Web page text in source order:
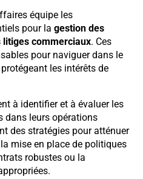
équipe les
pour la gestion des
litiges commerciaux. Ces
pour naviguer dans le
les intérêts de
à identifier et à évaluer les
dans leurs opérations
des stratégies pour atténuer
mise en place de politiques
robustes ou la